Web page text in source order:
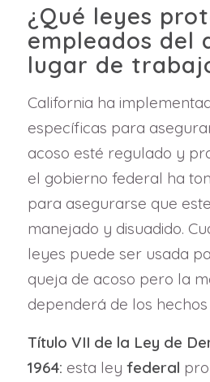
¿Qué leyes
empleados del
lugar de
California ha
específicas para
acoso esté regulado y
el gobierno federal ha
para asegurarse que
manejado y disuadido.
leyes puede ser usada
queja de acoso pero la
dependerá de los hechos
Título VII de la Ley de
1964: esta ley federal